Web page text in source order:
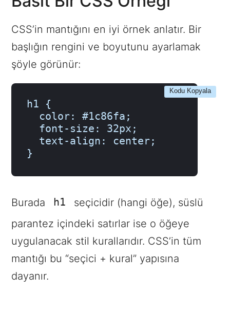
CSS’in mantığını en iyi örnek anlatır. Bir
başlığın rengini ve boyutunu ayarlamak
şöyle görünür:
h1 {
}
Kodu Kopyala
Burada h1
seçicidir (hangi öğe), süslü
parantez içindeki satırlar ise o öğeye
uygulanacak stil kurallarıdır. CSS’in tüm
mantığı bu “seçici + kural” yapısına
dayanır.